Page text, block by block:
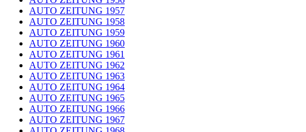
AUTO ZEITUNG 1957
AUTO ZEITUNG 1958
AUTO ZEITUNG 1959
AUTO ZEITUNG 1960
AUTO ZEITUNG 1961
AUTO ZEITUNG 1962
AUTO ZEITUNG 1963
AUTO ZEITUNG 1964
AUTO ZEITUNG 1965
AUTO ZEITUNG 1966
AUTO ZEITUNG 1967